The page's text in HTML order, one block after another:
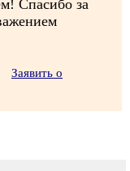
Спасибо за
Заявить о